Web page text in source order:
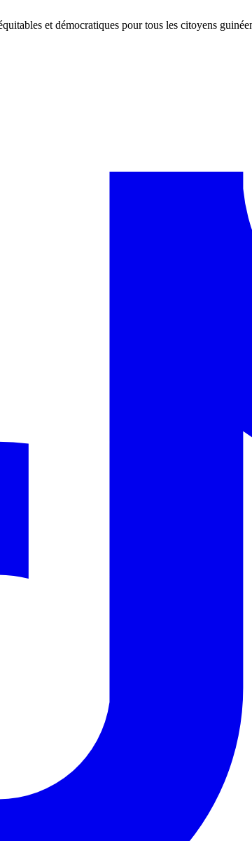
et démocratiques pour tous les citoyens